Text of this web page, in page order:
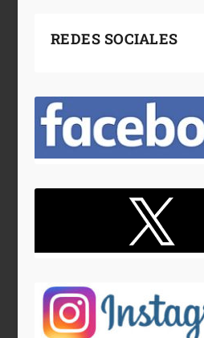
REDES SOCIALES